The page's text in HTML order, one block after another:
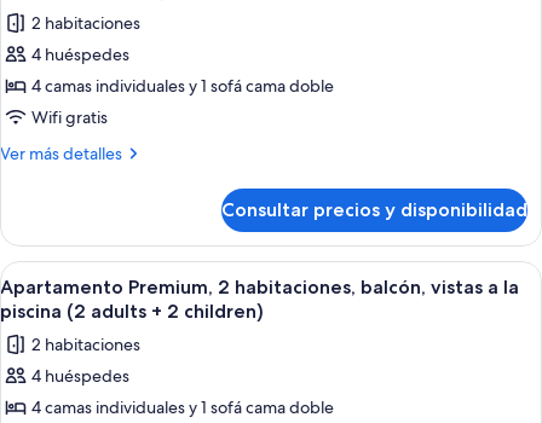
(2
adults
+
2
children)
la
(2
adults
2
las
fotos
de
Apartamento
Premium,
2
Terrace,
2
adults
+2
children)
2 habitaciones
4 huéspedes
4 camas individuales y 1 sofá cama doble
Wifi gratis
Ver más detalles
Más
Premium,
habitaciones
(with
Terrace,
2
adults
children)
Consultar precios y disponibilidad
Abrir
todas
las
fotos
de
Apartamento
Habitación de hotel moderna con
7
Apartamento Premium, 2 habitaciones, balcón, vistas a la
piscina (2 adults + 2 children)
2 habitaciones
4 huéspedes
4 camas individuales y 1 sofá cama doble